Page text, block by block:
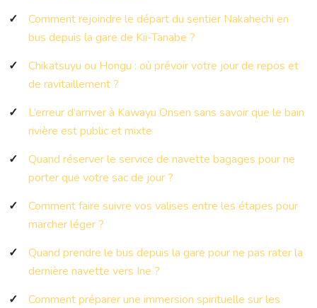
Comment rejoindre le départ du sentier Nakahechi en
bus depuis la gare de Kii-Tanabe ?
Chikatsuyu ou Hongu : où prévoir votre jour de repos et
de ravitaillement ?
L’erreur d’arriver à Kawayu Onsen sans savoir que le bain
rivière est public et mixte
Quand réserver le service de navette bagages pour ne
porter que votre sac de jour ?
Comment faire suivre vos valises entre les étapes pour
marcher léger ?
Quand prendre le bus depuis la gare pour ne pas rater la
dernière navette vers Ine ?
Comment préparer une immersion spirituelle sur les